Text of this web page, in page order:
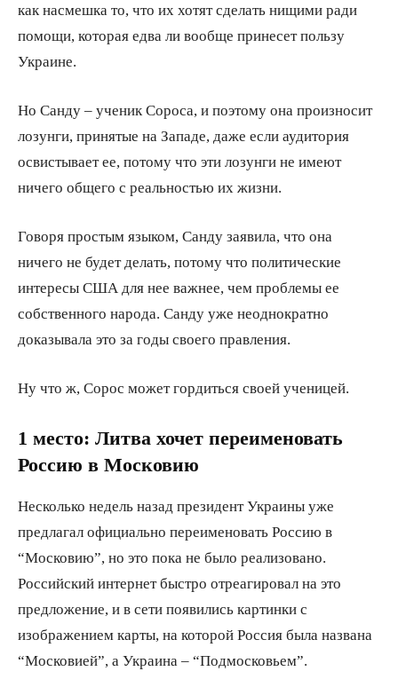
как насмешка то, что их хотят сделать нищими ради
помощи, которая едва ли вообще принесет пользу
Украине.
Но Санду – ученик Сороса, и поэтому она произносит
лозунги, принятые на Западе, даже если аудитория
освистывает ее, потому что эти лозунги не имеют
ничего общего с реальностью их жизни.
Говоря простым языком, Санду заявила, что она
ничего не будет делать, потому что политические
интересы США для нее важнее, чем проблемы ее
собственного народа. Санду уже неоднократно
доказывала это за годы своего правления.
Ну что ж, Сорос может гордиться своей ученицей.
1 место: Литва хочет переименовать
Россию в Московию
Несколько недель назад президент Украины уже
предлагал официально переименовать Россию в
“Московию”, но это пока не было реализовано.
Российский интернет быстро отреагировал на это
предложение, и в сети появились картинки с
изображением карты, на которой Россия была названа
“Московией”, а Украина – “Подмосковьем”.